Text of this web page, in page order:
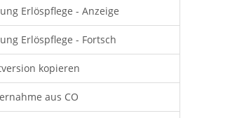
Erlöspflege - Anzeige
Erlöspflege - Fortsch
kopieren
aus CO